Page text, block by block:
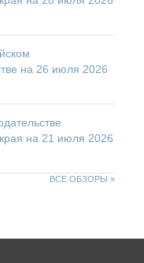
на 26 июля 2026
на 21 июля 2026
ВСЕ ОБЗОРЫ »